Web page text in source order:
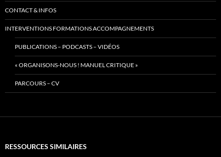
CONTACT & INFOS
INTERVENTIONS FORMATIONS ACCOMPAGNEMENTS
PUBLICATIONS – PODCASTS – VIDÉOS
« ORGANISONS-NOUS ! MANUEL CRITIQUE »
PARCOURS – CV
RESSOURCES SIMILAIRES